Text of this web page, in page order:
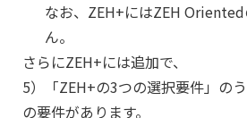
なお、ZEH+にはZEH
ん。
さらにZEH+には追加で、
5）
「ZEH+の3つの選択要件」の
の要件があります。